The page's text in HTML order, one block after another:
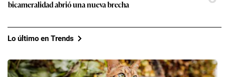
bicameralidad abrió una nueva brecha
Lo último en Trends